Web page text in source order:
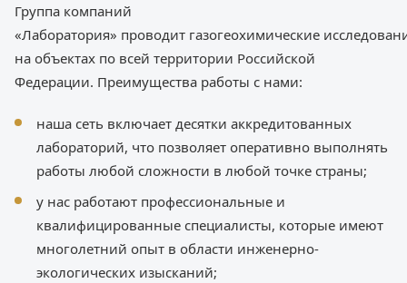
Группа компаний
«Лаборатория» проводит газогеохимические
на объектах по всей территории Российской
Федерации. Преимущества работы с нами:
наша сеть включает десятки аккредитованных
лабораторий, что позволяет оперативно выполнять
работы любой сложности в любой точке страны;
у нас работают профессиональные и
квалифицированные специалисты, которые имеют
многолетний опыт в области инженерно-
экологических изысканий;